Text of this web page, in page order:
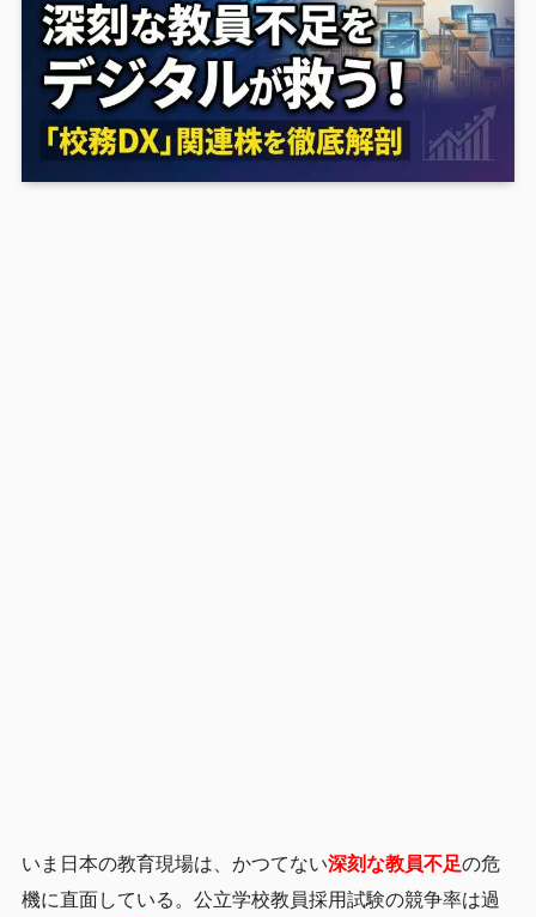
いま日本の教育現場は、かつてない深刻な教員不足の危
機に直面している。公立学校教員採用試験の競争率は過